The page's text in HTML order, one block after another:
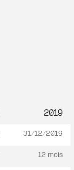
2019
31/12/2019
12 mois